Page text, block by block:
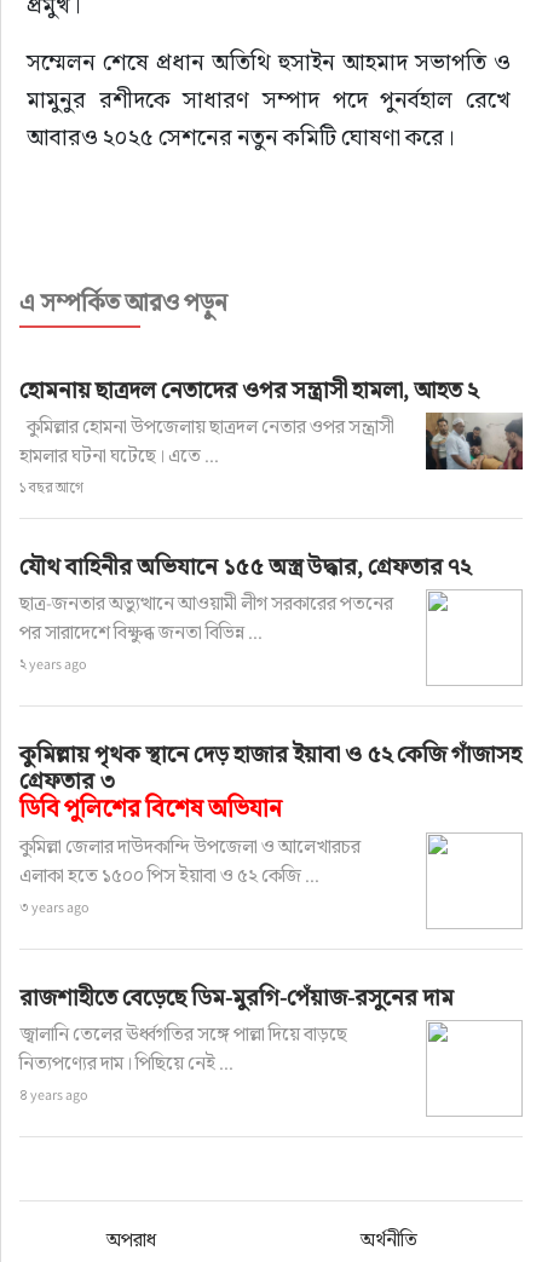
সম্মেলন শেষে প্রধান অতিথি হুসাইন আহমাদ সভাপতি ও
মামুনুর রশীদকে সাধারণ সম্পাদ পদে পুনর্বহাল রেখে
আবারও ২০২৫ সেশনের নতুন কমিটি ঘোষণা করে।
এ সম্পর্কিত আরও পড়ুন
হোমনায় ছাত্রদল নেতাদের ওপর সন্ত্রাসী হামলা, আহত ২
কুমিল্লার হোমনা উপজেলায় ছাত্রদল নেতার ওপর সন্ত্রাসী
হামলার ঘটনা ঘটেছে। এতে ...
১ বছর আগে
যৌথ বাহিনীর অভিযানে ১৫৫ অস্ত্র উদ্ধার, গ্রেফতার ৭২
ছাত্র-জনতার অভ্যুত্থানে আওয়ামী লীগ সরকারের পতনের
পর সারাদেশে বিক্ষুব্ধ জনতা বিভিন্ন ...
২ years ago
কুমিল্লায় পৃথক স্থানে দেড় হাজার ইয়াবা ও ৫২ কেজি গাঁজাসহ
গ্রেফতার ৩
ডিবি পুলিশের বিশেষ অভিযান
কুমিল্লা জেলার দাউদকান্দি উপজেলা ও আলেখারচর
এলাকা হতে ১৫০০ পিস ইয়াবা ও ৫২ কেজি ...
৩ years ago
রাজশাহীতে বেড়েছে ডিম-মুরগি-পেঁয়াজ-রসুনের দাম
জ্বালানি তেলের ঊর্ধ্বগতির সঙ্গে পাল্লা দিয়ে বাড়ছে
নিত্যপণ্যের দাম। পিছিয়ে নেই ...
৪ years ago
অপরাধ
অর্থনীতি